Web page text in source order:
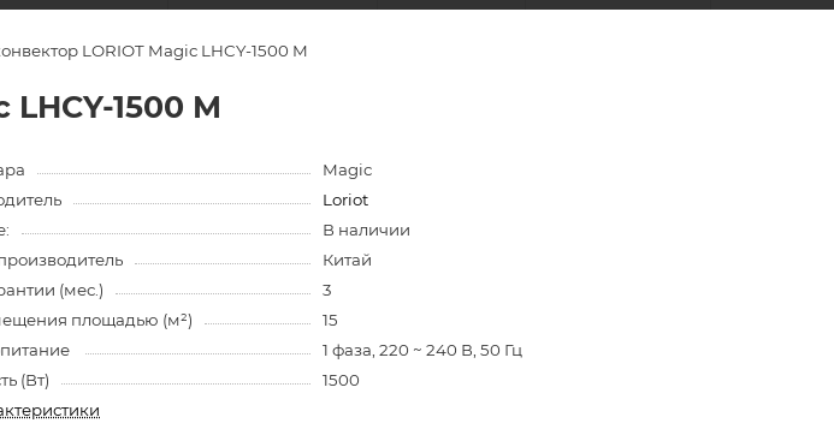
LORIOT Magic LHCY-1500 M
1500 M
Magic
Loriot
В наличии
Китай
(мес.)
3
площадью (м²)
15
1 фаза, 220 ~ 240 В, 50 Гц
(Вт)
1500